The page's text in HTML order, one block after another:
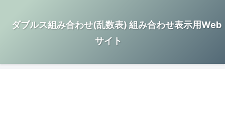
ダブルス組み合わせ(乱数表) 組み合わせ表示用Web
サイト